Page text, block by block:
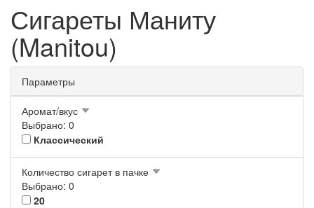
Сигареты Маниту
(Manitou)
Параметры
Аромат/вкус
Выбрано: 0
Классический
Количество сигарет в пачке
Выбрано: 0
20